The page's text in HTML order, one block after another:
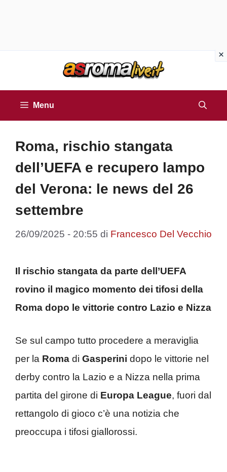
Menu
Roma, rischio stangata
dell’UEFA e recupero lampo
del Verona: le news del 26
settembre
26/09/2025 - 20:55 di Francesco Del Vecchio
Il rischio stangata da parte dell’UEFA
rovino il magico momento dei tifosi della
Roma dopo le vittorie contro Lazio e Nizza
Se sul campo tutto procedere a meraviglia
per la Roma di Gasperini dopo le vittorie nel
derby contro la Lazio e a Nizza nella prima
partita del girone di Europa League, fuori dal
rettangolo di gioco c’è una notizia che
preoccupa i tifosi giallorossi.